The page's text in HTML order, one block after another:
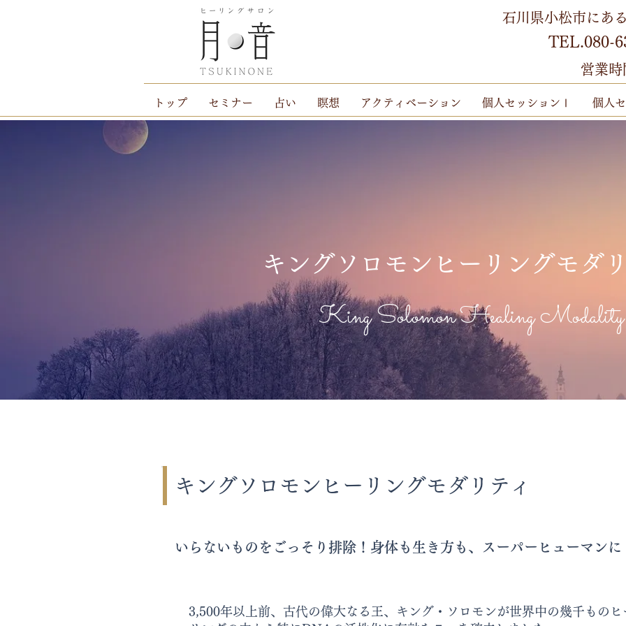
石川県小松市にあ
TEL.080-
営業
トップ セミナー 占い 瞑想 アクティベーション 個人セッションⅠ 個人
キングソロモンヒーリングモダ
King Solomon Healing Modality
キングソロモンヒーリングモダリティ
いらないものをごっそり排除！身体も生き方も、スーパーヒューマンに
3,500年以上前、古代の偉大なる王、キング・ソロモンが世界中の幾千ものヒ